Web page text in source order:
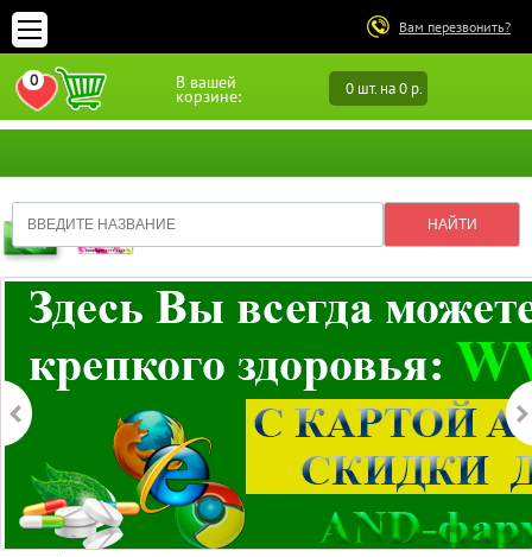
Вам перезвонить?
В вашей
корзине: 0 шт. на 0 р.
0
ПЕРЕЙТИ В ИЗБРАННОЕ